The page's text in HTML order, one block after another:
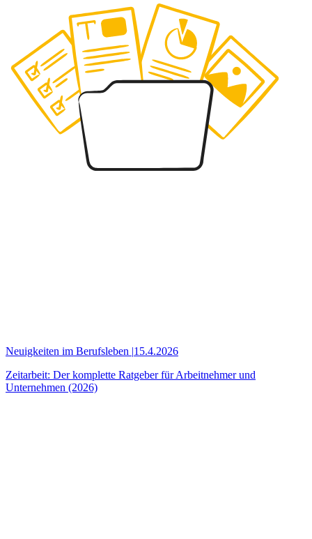
Neuigkeiten im Berufsleben |15.4.2026
Zeitarbeit: Der komplette Ratgeber für Arbeitnehmer und
Unternehmen (2026)